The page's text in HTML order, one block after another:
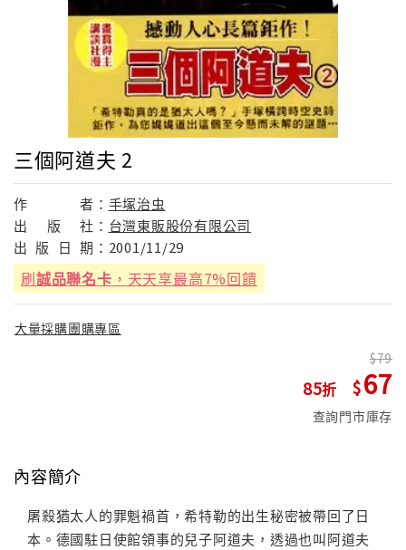
三個阿道夫 2
作 者： 手塚治虫
出
版 社： 台灣東販股份有限公司
出 版 日 期： 2001/11/29
刷誠品聯名卡 ，天天享最高7%回饋
大量採購團購專區
85
79
67
查詢門市庫存
內容簡介
屠殺猶太人的罪魁禍首，希特勒的出生秘密被帶回了日
本。德國駐日使館領事的兒子阿道夫，透過也叫阿道夫